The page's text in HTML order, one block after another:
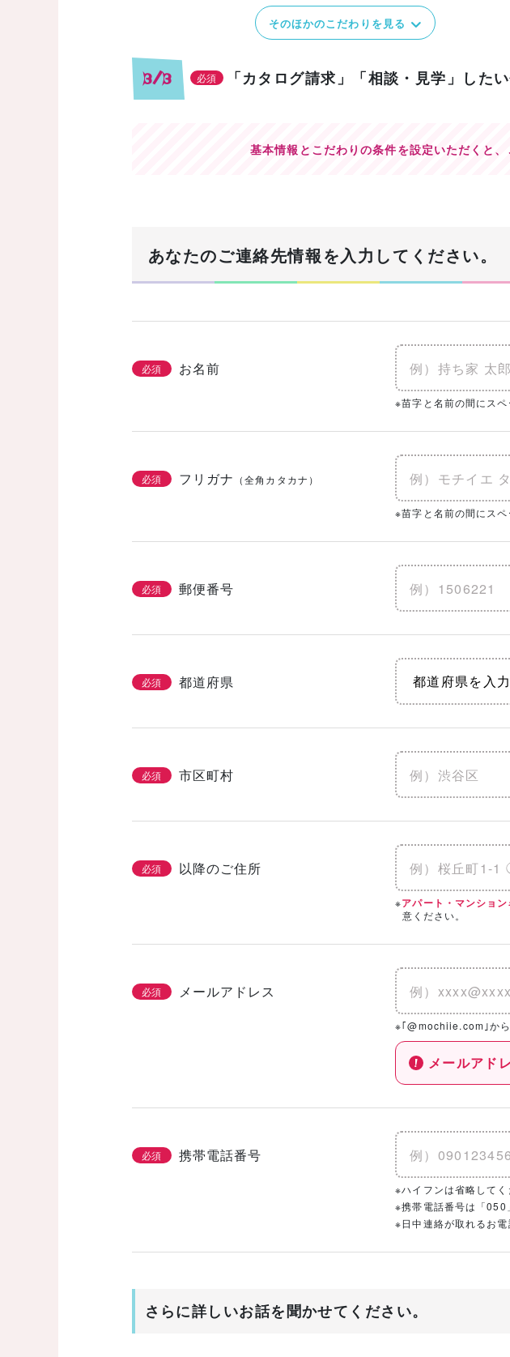
そのほかのこだわりを見る
3/3 必須 「カタログ請求」「相談・見学」した
基本情報とこだわりの条件を設定いただくと、
あなたのご連絡先情報を入力してください。
必須 お名前
※苗字と名前の間にスペ
必須 フリガナ （全角カタカナ）
※苗字と名前の間にスペ
必須 郵便番号
必須 都道府県
必須 市区町村
必須 以降のご住所
※アパート・マンショ
意ください。
必須 メールアドレス
※｢@mochiie.com｣から
メールアド
必須 携帯電話番号
※ハイフンは省略して
※携帯電話番号は「050
※日中連絡が取れるお電
さらに詳しいお話を聞かせてください。